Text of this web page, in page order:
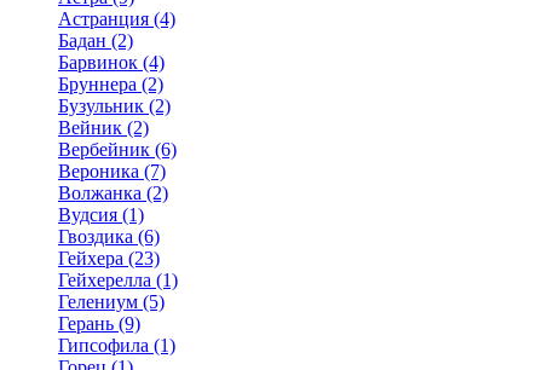
Астранция (4)
Бадан (2)
Барвинок (4)
Бруннера (2)
Бузульник (2)
Вейник (2)
Вербейник (6)
Вероника (7)
Волжанка (2)
Вудсия (1)
Гвоздика (6)
Гейхера (23)
Гейхерелла (1)
Гелениум (5)
Герань (9)
Гипсофила (1)